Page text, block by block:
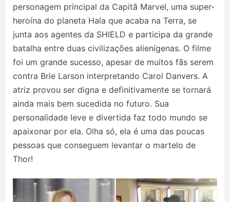
personagem principal da Capitã Marvel, uma super-
heroína do planeta Hala que acaba na Terra, se
junta aos agentes da SHIELD e participa da grande
batalha entre duas civilizações alienígenas. O filme
foi um grande sucesso, apesar de muitos fãs serem
contra Brie Larson interpretando Carol Danvers. A
atriz provou ser digna e definitivamente se tornará
ainda mais bem sucedida no futuro. Sua
personalidade leve e divertida faz todo mundo se
apaixonar por ela. Olha só, ela é uma das poucas
pessoas que conseguem levantar o martelo de
Thor!